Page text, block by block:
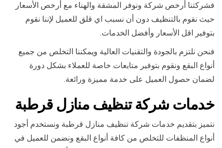
فشركتنا أرخص شركة ونوفر المشقة والهناء مع أرخص الأسعار
حيث نقوم بالتنظيف دون أن نسبب اي قلق للعميل لإننا نقوم
بتوفير اقل الأسعار وأفضل الخدمات.
فنحن نلتزم بالجودة والتقنيات العالية ويمكننا التخلص من جميع
أنواع البقع ونقوم بتوفير متابعات خاصة للعملاء بشكل دورة
لضمان حصول العميل على خدمة مميزة ورائعة.
خدمات شركة تنظيف منازل قرطبة
نتميز بتقديم خدمات شركة تنظيف منازل قرطبة ونستخدم أجود
أنواع المنظفات للتخلص من كافة أنواع البقع ونضمن للعميل في